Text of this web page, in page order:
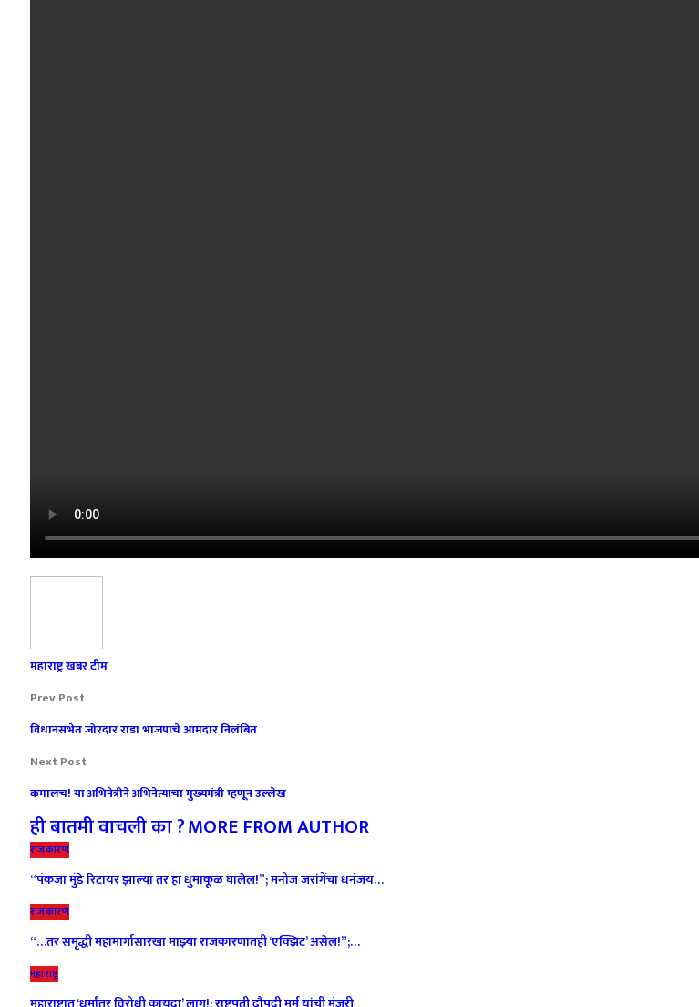
महाराष्ट्र खबर टीम
Prev Post
विधानसभेत जोरदार राडा भाजपाचे आमदार निलंबित
Next Post
कमालच! या अभिनेत्रीने अभिनेत्याचा मुख्यमंत्री म्हणून उल्लेख
ही बातमी वाचली का ?MORE FROM AUTHOR
राजकारण
“पंकजा मुंडे रिटायर झाल्या तर हा धुमाकूळ घालेल!”; मनोज जरांगेंचा धनंजय…
राजकारण
“…तर समृद्धी महामार्गासारखा माझ्या राजकारणातही ‘एक्झिट’ असेल!”;…
महाराष्ट्र